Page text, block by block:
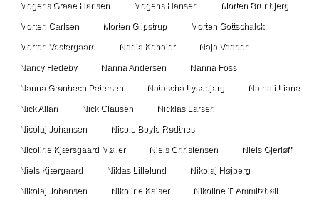
Mogens Graae Hansen Mogens Hansen Morten Brunbjerg
Morten Carlsen Morten Glipstrup Morten Gottschalck
Morten Vestergaard Nadia Kebaier Naja Vaaben
Nancy Hedeby Nanna Andersen Nanna Foss
Nanna Grønbech Petersen Natascha Lysebjerg Nathali Liane
Nick Allan Nick Clausen Nicklas Larsen
Nicolaj Johansen Nicole Boyle Rødtnes
Nicoline Kjærsgaard Møller Niels Christensen Niels Gjerløff
Niels Kjærgaard Niklas Lillelund Nikolaj Højberg
Nikolaj Johansen Nikoline Kaiser Nikoline T. Ammitzbøll